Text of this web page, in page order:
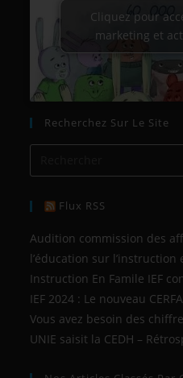
Cliquez pour
marketing et
Recherchez Sur Le Site
Flux RSS
Audition commission des
l’éducation sur l’instruction
Instruction En Famile IEF
IEF 2024 : Le nouveau
Vous avez besoin des
UNIE saisit la CEDH –